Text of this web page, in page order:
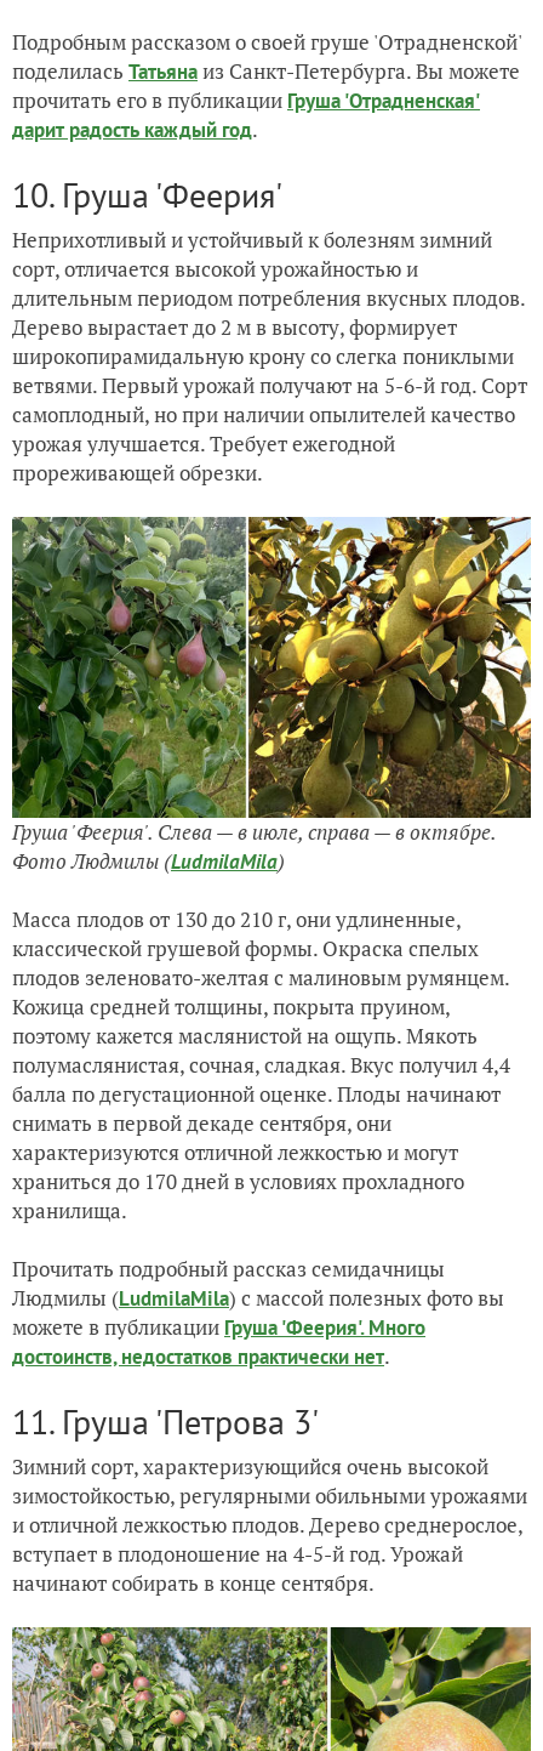
Подробным рассказом о своей груше 'Отрадненской'
поделилась Татьянаиз Санкт-Петербурга. Вы можете
прочитать его в публикации Груша 'Отрадненская'
дарит радость каждый год.
10. Груша 'Феерия'
Неприхотливый и устойчивый к болезням зимний
сорт, отличается высокой урожайностью и
длительным периодом потребления вкусных плодов.
Дерево вырастает до 2 м в высоту, формирует
широкопирамидальную крону со слегка пониклыми
ветвями. Первый урожай получают на 5-6-й год. Сорт
самоплодный, но при наличии опылителей качество
урожая улучшается. Требует ежегодной
прореживающей обрезки.
Груша 'Феерия'. Слева — в июле, справа — в октябре.
Фото Людмилы (LudmilaMila)
Масса плодов от 130 до 210 г, они удлиненные,
классической грушевой формы. Окраска спелых
плодов зеленовато-желтая с малиновым румянцем.
Кожица средней толщины, покрыта пруином,
поэтому кажется маслянистой на ощупь. Мякоть
полумаслянистая, сочная, сладкая. Вкус получил 4,4
балла по дегустационной оценке. Плоды начинают
снимать в первой декаде сентября, они
характеризуются отличной лежкостью и могут
храниться до 170 дней в условиях прохладного
хранилища.
Прочитать подробный рассказ семидачницы
Людмилы (LudmilaMila) с массой полезных фото вы
можете в публикации Груша 'Феерия'. Много
достоинств, недостатков практически нет.
11. Груша 'Петрова 3'
Зимний сорт, характеризующийся очень высокой
зимостойкостью, регулярными обильными урожаями
и отличной лежкостью плодов. Дерево среднерослое,
вступает в плодоношение на 4-5-й год. Урожай
начинают собирать в конце сентября.